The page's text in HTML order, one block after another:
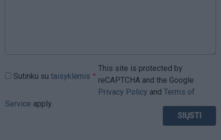
Sutinku su taisyklėmis
This site is protected by
reCAPTCHA and the Google
Privacy Policy and Terms of
Service apply.